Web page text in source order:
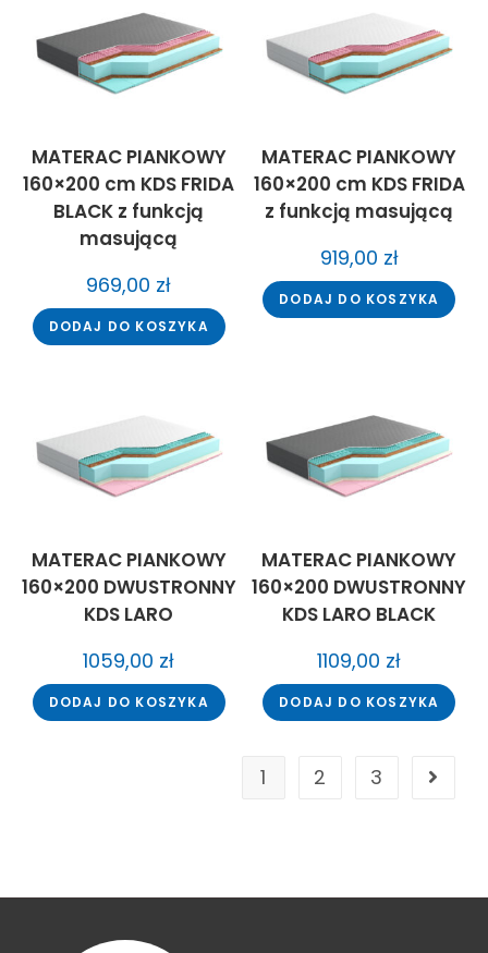
MATERAC PIANKOWY
160×200 cm KDS FRIDA
BLACK z funkcją
masującą
969,00 zł
DODAJ DO KOSZYKA
MATERAC PIANKOWY
160×200 cm KDS FRIDA
z funkcją masującą
919,00 zł
DODAJ DO KOSZYKA
MATERAC PIANKOWY
160×200 DWUSTRONNY
KDS LARO
1059,00 zł
DODAJ DO KOSZYKA
MATERAC PIANKOWY
160×200 DWUSTRONNY
KDS LARO BLACK
1109,00 zł
DODAJ DO KOSZYKA
1 2 3